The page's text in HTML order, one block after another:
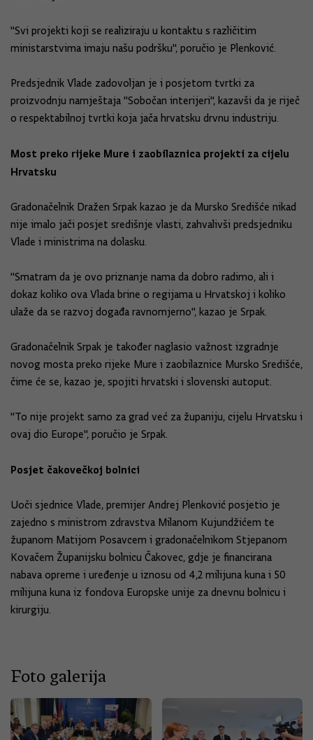
"Svi projekti koji se realiziraju u kontaktu s različitim
ministarstvima imaju našu podršku", poručio je Plenković.
Predsjednik Vlade zadovoljan je i posjetom tvrtki za
proizvodnju namještaja "Sobočan interijeri", kazavši da je riječ
o respektabilnoj tvrtki koja jača hrvatsku drvnu industriju.
Most preko rijeke Mure i zaobilaznica projekti za cijelu
Hrvatsku
Gradonačelnik Dražen Srpak kazao je da Mursko Središće nikad
nije imalo jači posjet središnje vlasti, zahvalivši predsjedniku
Vlade i ministrima na dolasku.
"Smatram da je ovo priznanje nama da dobro radimo, ali i
dokaz koliko ova Vlada brine o regijama u Hrvatskoj i koliko
ulaže da se razvoj događa ravnomjerno", kazao je Srpak.
Gradonačelnik Srpak je također naglasio važnost izgradnje
novog mosta preko rijeke Mure i zaobilaznice Mursko Središće,
čime će se, kazao je, spojiti hrvatski i slovenski autoput.
"To nije projekt samo za grad već za županiju, cijelu Hrvatsku i
ovaj dio Europe", poručio je Srpak.
Posjet čakovečkoj bolnici
Uoči sjednice Vlade, premijer Andrej Plenković posjetio je
zajedno s ministrom zdravstva Milanom Kujundžićem te
županom Matijom Posavcem i gradonačelnikom Stjepanom
Kovačem Županijsku bolnicu Čakovec, gdje je financirana
nabava opreme i uređenje u iznosu od 4,2 milijuna kuna i 50
milijuna kuna iz fondova Europske unije za dnevnu bolnicu i
kirurgiju.
Foto galerija